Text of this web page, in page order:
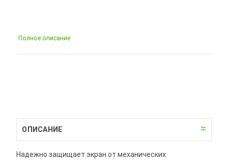
Полное описание
ОПИСАНИЕ
Надежно защищает экран от механических